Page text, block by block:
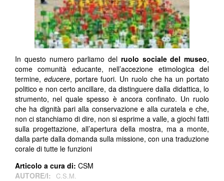
In questo numero parliamo del ruolo sociale del museo,
come comunità educante, nell’accezione etimologica del
termine, educere, portare fuori. Un ruolo che ha un portato
politico e non certo ancillare, da distinguere dalla didattica, lo
strumento, nel quale spesso è ancora confinato. Un ruolo
che ha dignità pari alla conservazione e alla curatela e che,
non ci stanchiamo di dire, non si esprime a valle, a giochi fatti
sulla progettazione, all’apertura della mostra, ma a monte,
dalla parte dalla domanda sulla missione, con una traduzione
corale di tutte le funzioni
Articolo a cura di: CSM
AUTORE/I:
C.S.M.